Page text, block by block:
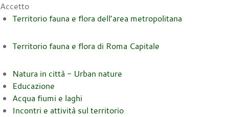
Accetto
Territorio fauna e flora dell’area metropolitana
Territorio fauna e flora di Roma Capitale
Natura in città - Urban nature
Educazione
Acqua fiumi e laghi
Incontri e attività sul territorio